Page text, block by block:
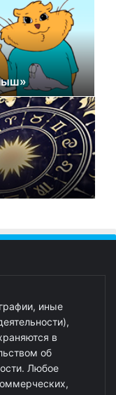
иные
в
об
Любое